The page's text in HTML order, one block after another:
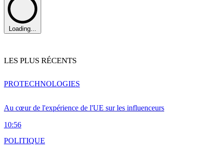
Loading...
LES PLUS RÉCENTS
Au cœur de l'expérience de l'UE sur les influenceurs
10:56
PROTECHNOLOGIES
POLITIQUE